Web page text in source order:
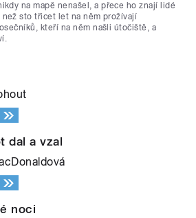
na mapě nenašel, a přece ho znají lidé
sto třicet let na něm prožívají
kteří na něm našli útočiště, a
dal a vzal
noci